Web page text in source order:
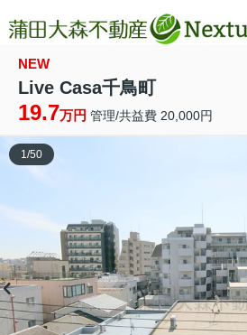
NEW
Live Casa千鳥町
19.7万円 管理/共益費 20,000円
1/50